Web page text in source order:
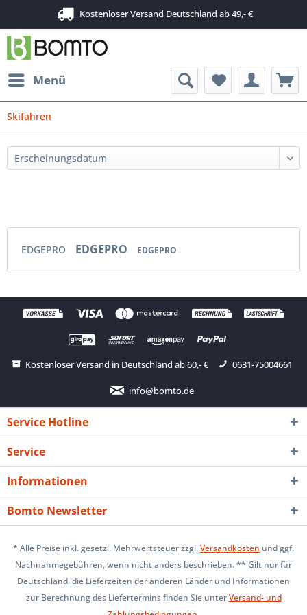
Kostenloser Versand Deutschland ab 49,- €
Menü
Skifahren
EDGEPRO EDGEPRO EDGEPRO
Kostenloser Versand in Deutschland ab 60,- € 0631-75004661
info@bomto.de
Service Hotline
Service
Informationen
Bomto Newsletter
* Alle Preise inkl. gesetzl. Mehrwertsteuer zzgl.Versandkosten und ggf.
Nachnahmegebühren, wenn nicht anders beschrieben. ** Gilt nur für
Deutschland, die Lieferzeiten der anderen Länder und Informationen
zur Berechnung des Liefertermins finden Sie unterVersand- und